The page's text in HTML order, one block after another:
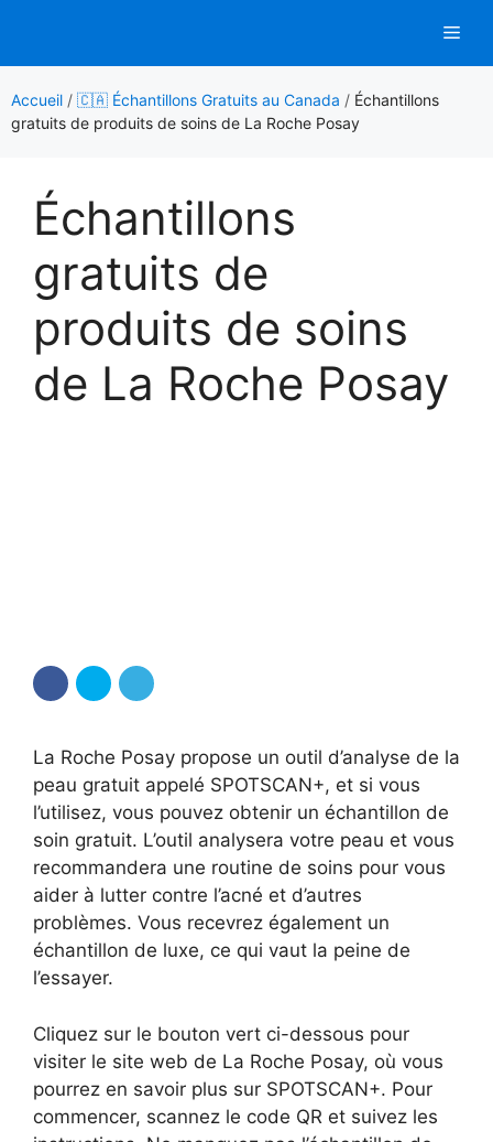
contenu
Accueil / 🇨🇦 Échantillons Gratuits au Canada / Échantillons
gratuits de produits de soins de La Roche Posay
Échantillons
gratuits de
produits de soins
de La Roche Posay
La Roche Posay propose un outil d’analyse de la
peau gratuit appelé SPOTSCAN+, et si vous
l’utilisez, vous pouvez obtenir un échantillon de
soin gratuit. L’outil analysera votre peau et vous
recommandera une routine de soins pour vous
aider à lutter contre l’acné et d’autres
problèmes. Vous recevrez également un
échantillon de luxe, ce qui vaut la peine de
l’essayer.
Cliquez sur le bouton vert ci-dessous pour
visiter le site web de La Roche Posay, où vous
pourrez en savoir plus sur SPOTSCAN+. Pour
commencer, scannez le code QR et suivez les